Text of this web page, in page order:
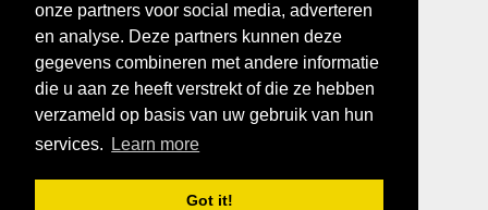
onze partners voor social media, adverteren
en analyse. Deze partners kunnen deze
gegevens combineren met andere informatie
die u aan ze heeft verstrekt of die ze hebben
verzameld op basis van uw gebruik van hun
services.
Learn more
Got it!